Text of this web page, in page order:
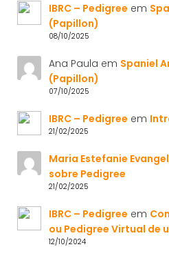
IBRC – Pedigree em
(Papillon)
08/10/2025
Ana Paula em Spaniel
(Papillon)
07/10/2025
IBRC – Pedigree em
21/02/2025
Maria Estefanie
sobre Pedigree
21/02/2025
IBRC – Pedigree em
ou Pedigree Virtual de
12/10/2024